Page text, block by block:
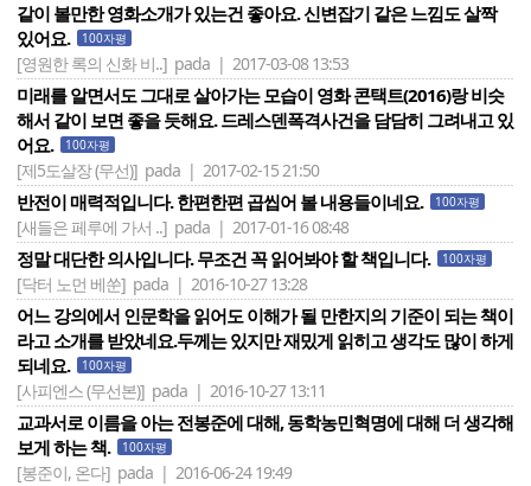
같이 볼만한 영화소개가 있는건 좋아요. 신변잡기 같은 느낌도 살짝
있어요.
100자평
[영원한 록의 신화 비..] pada | 2017-03-08 13:53
미래를 알면서도 그대로 살아가는 모습이 영화 콘택트(2016)랑 비슷
해서 같이 보면 좋을 듯해요. 드레스덴폭격사건을 담담히 그려내고 있
어요.
100자평
[제5도살장 (무선)] pada | 2017-02-15 21:50
반전이 매력적입니다. 한편한편 곱씹어 볼 내용들이네요. 100자평
[새들은 페루에 가서 ..] pada | 2017-01-16 08:48
정말 대단한 의사입니다. 무조건 꼭 읽어봐야 할 책입니다. 100자평
[닥터 노먼 베쑨] pada | 2016-10-27 13:28
어느 강의에서 인문학을 읽어도 이해가 될 만한지의 기준이 되는 책이
라고 소개를 받았네요.두께는 있지만 재밌게 읽히고 생각도 많이 하게
되네요.
100자평
[사피엔스 (무선본)] pada | 2016-10-27 13:11
교과서로 이름을 아는 전봉준에 대해, 동학농민혁명에 대해 더 생각해
보게 하는 책.
100자평
[봉준이, 온다] pada | 2016-06-24 19:49